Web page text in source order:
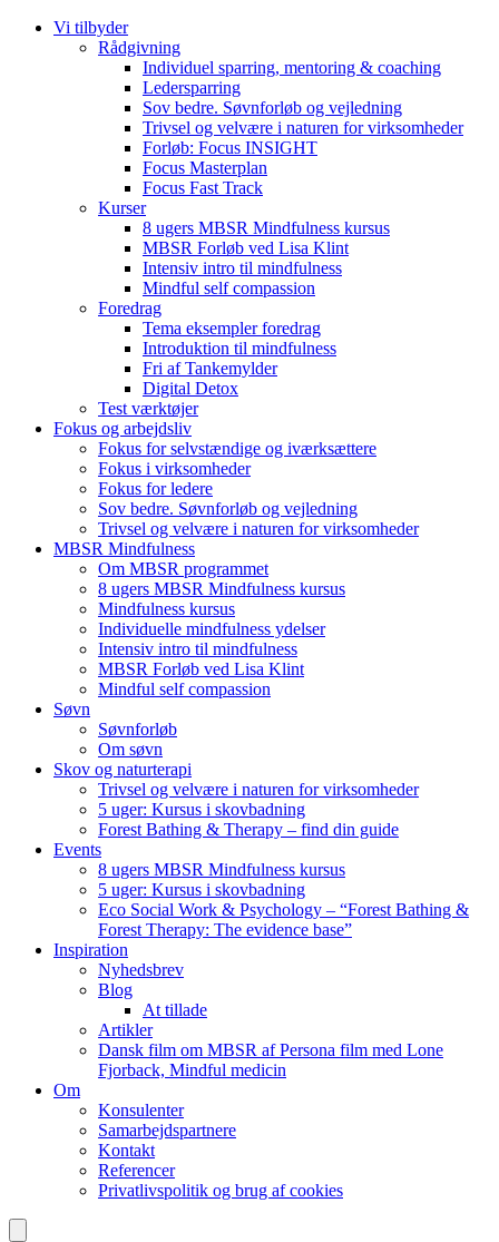
Vi tilbyder
Rådgivning
Individuel sparring, mentoring & coaching
Ledersparring
Sov bedre. Søvnforløb og vejledning
Trivsel og velvære i naturen for virksomheder
Forløb: Focus INSIGHT
Focus Masterplan
Focus Fast Track
Kurser
8 ugers MBSR Mindfulness kursus
MBSR Forløb ved Lisa Klint
Intensiv intro til mindfulness
Mindful self compassion
Foredrag
Tema eksempler foredrag
Introduktion til mindfulness
Fri af Tankemylder
Digital Detox
Test værktøjer
Fokus og arbejdsliv
Fokus for selvstændige og iværksættere
Fokus i virksomheder
Fokus for ledere
Sov bedre. Søvnforløb og vejledning
Trivsel og velvære i naturen for virksomheder
MBSR Mindfulness
Om MBSR programmet
8 ugers MBSR Mindfulness kursus
Mindfulness kursus
Individuelle mindfulness ydelser
Intensiv intro til mindfulness
MBSR Forløb ved Lisa Klint
Mindful self compassion
Søvn
Søvnforløb
Om søvn
Skov og naturterapi
Trivsel og velvære i naturen for virksomheder
5 uger: Kursus i skovbadning
Forest Bathing & Therapy – find din guide
Events
8 ugers MBSR Mindfulness kursus
5 uger: Kursus i skovbadning
Eco Social Work & Psychology – “Forest Bathing &
Forest Therapy: The evidence base”
Inspiration
Nyhedsbrev
Blog
At tillade
Artikler
Dansk film om MBSR af Persona film med Lone
Fjorback, Mindful medicin
Om
Konsulenter
Samarbejdspartnere
Kontakt
Referencer
Privatlivspolitik og brug af cookies